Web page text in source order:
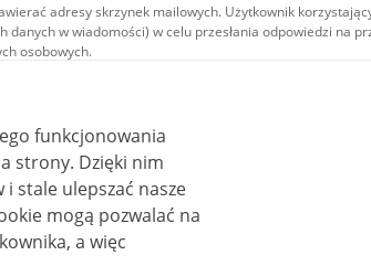
adresy skrzynek mailowych. Użytkownik
w wiadomości) w celu przesłania odpowiedzi na
osobowych.
(z wyłączeniem treści audiowizualnych), są
Commons: uznanie autorstwa - na tych samych
audiowizualne, w tym zdjęcia, materiały audio i wideo,
Commons: uznanie autorstwa użycie niekomercyjne -
ND 4.0), o ile nie jest to stwierdzone inaczej.
funkcjonowania
nim
stale ulepszać nasze
a więc